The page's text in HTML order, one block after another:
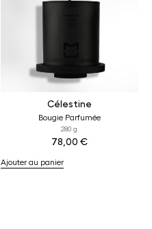
Célestine
Bougie Parfumée
280 g
78,00 €
Ajouter au panier